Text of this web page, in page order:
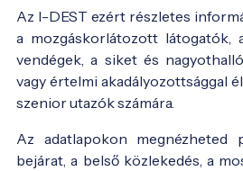
Az I-DEST ezért részletes
a mozgáskorlátozott látogatók,
vendégek, a siket és
vagy értelmi akadályozottsággal
szenior utazók számára.
Az adatlapokon megnézheted
bejárat, a belső közlekedés, a